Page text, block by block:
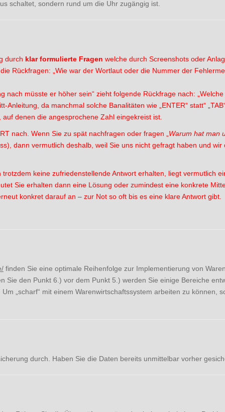
schaltet, sondern rund um die Uhr zugängig ist.
durch klar formulierte Fragen welche durch Screenshots oder
Rückfragen: „Wie war der Wortlaut oder die Nummer der
nach müsste er höher sein“ zieht folgende Rückfrage nach:
da manchmal solche Banalitäten wie „ENTER“ statt“
denen die angesprochene Zahl eingekreist ist.
nach. Wenn Sie zu spät nachfragen oder fragen „ Warum hat man
dann vermutlich deshalb, weil Sie uns nicht gefragt haben und
keine zufriedenstellende Antwort erhalten, liegt vermutlich
Sie erhalten dann eine Lösung oder zumindest eine konkrete
konkret darauf an – zur Not so oft bis es eine klare Antwort gibt.
finden Sie eine optimale Reihenfolge zur Implementierung von
Sie den Punkt 6.) vor dem Punkt 5.) werden Sie einige Bereiche
„scharf“ mit einem Warenwirtschaftssystem arbeiten zu können,
durch. Haben Sie die Daten bereits unmittelbar vorher